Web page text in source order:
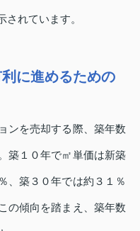
れています。
に進めるための
ンを売却する際、築年数
築１０年で㎡単価は新築
、築３０年では約３１％
の傾向を踏まえ、築年数